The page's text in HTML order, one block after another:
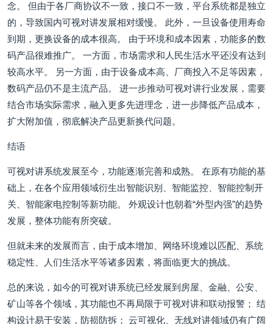
念。 但由于各厂商协议不一致，接口不一致，平台系统都是独立
的，导致国内可视对讲发展相对缓慢。 此外，一旦设备使用寿命
到期，更换设备的成本很高。 由于环境和成本因素，功能多的数
码产品很难推广。 一方面，市场需求和人民生活水平还没有达到
较高水平。 另一方面，由于设备成本高、厂商投入不足等因素，
数码产品仍不是主流产品。 进一步推动可视对讲行业发展，需要
结合市场实际需求，融入更多先进理念，进一步降低产品成本，
扩大附加值，彻底解决产品更新换代问题。
结语
可视对讲系统发展至今，功能逐渐完善和成熟。 在原有功能的基
础上，在各个应用领域衍生出智能识别、智能监控、智能控制开
关、智能家电控制等新功能。 外观设计也朝着“外型内强”的趋势
发展，整体功能有所突破。
但就未来的发展而言，由于成本增加、网络环境难以匹配、系统
稳定性、人们生活水平等诸多因素，将面临更大的挑战。
总的来说，如今的可视对讲系统已经发展到房屋、金融、公安、
矿山等各个领域，其功能也不再局限于可视对讲和联动报警； 结
构设计易于安装，防损防拆； 云可视化、无线对讲领域仍有广阔